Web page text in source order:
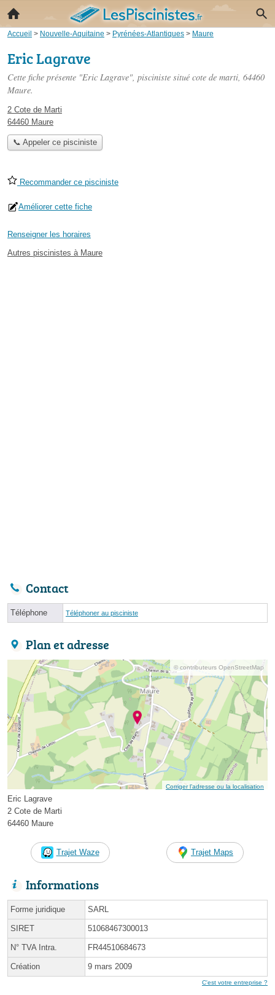
Accueil > Nouvelle-Aquitaine > Pyrénées-Atlantiques > Maure
Eric Lagrave
Cette fiche présente "Eric Lagrave", pisciniste situé cote de marti, 64460
Maure.
2 Cote de Marti
64460 Maure
📞 Appeler ce pisciniste
Recommander ce pisciniste
Améliorer cette fiche
Renseigner les horaires
Autres piscinistes à Maure
Contact
Téléphone Téléphoner au pisciniste
Plan et adresse
© contributeurs OpenStreetMap
Corriger l’adresse ou la localisation
Eric Lagrave
2 Cote de Marti
64460 Maure
Trajet Waze Trajet Maps
Informations
Forme juridique SARL
SIRET 51068467300013
N° TVA Intra. FR44510684673
Création 9 mars 2009
C'est votre entreprise ?